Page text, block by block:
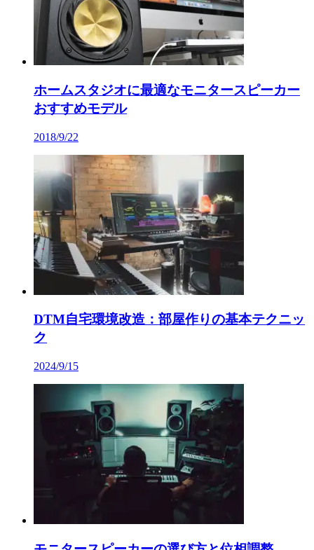
ホームスタジオに最適なモニタースピーカー
おすすめモデル
2018/9/22
DTM自宅環境改造：部屋作りの基本テクニッ
ク
2024/9/15